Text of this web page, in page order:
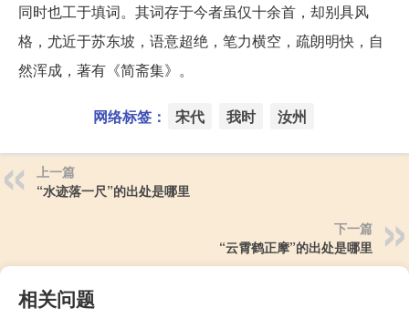
同时也工于填词。其词存于今者虽仅十余首，却别具风
格，尤近于苏东坡，语意超绝，笔力横空，疏朗明快，自
然浑成，著有《简斋集》。
网络标签： 宋代 我时 汝州
上一篇
“水迹落一尺”的出处是哪里
下一篇
“云霄鹤正摩”的出处是哪里
相关问题